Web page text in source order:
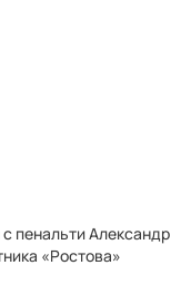
пенальти Александр
«Ростова»